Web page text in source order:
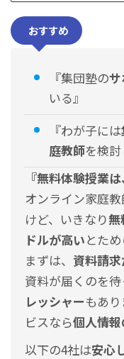
おすすめ
『集団塾の
いる』
『わが子には
庭教師を検討
『無料体験授業
オンライン家庭
けど、いきなり無
ドルが高いとた
まずは、 資料請
資料が届くのを
レッシャーもあり
ビスなら個人情
以下の4社は安心